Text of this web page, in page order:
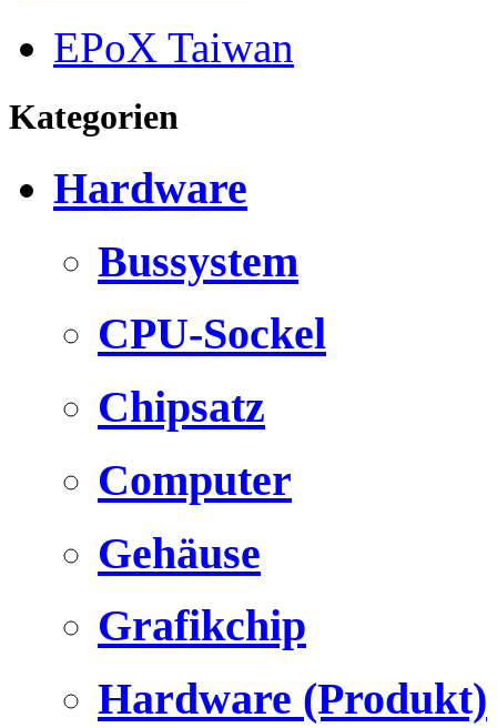
EPoX Taiwan
Kategorien
Hardware
Bussystem
CPU-Sockel
Chipsatz
Computer
Gehäuse
Grafikchip
Hardware (Produkt)